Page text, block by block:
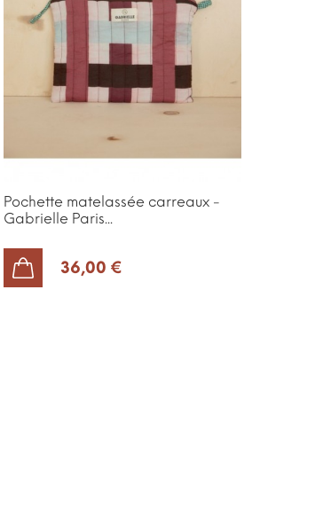
Pochette matelassée carreaux -
Gabrielle Paris...
36,00 €